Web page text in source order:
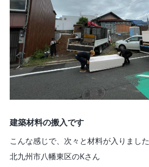
建築材料の搬入です
こんな感じで、次々と材料が入りました
北九州市八幡東区のKさん